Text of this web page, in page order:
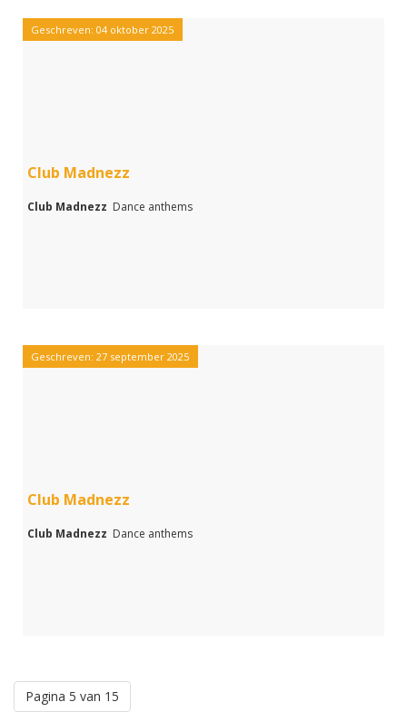
Geschreven: 04 oktober 2025
Club Madnezz
Club Madnezz Dance anthems
Geschreven: 27 september 2025
Club Madnezz
Club Madnezz Dance anthems
Pagina 5 van 15